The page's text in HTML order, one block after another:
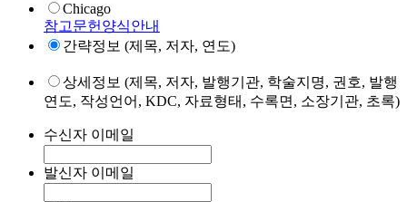
Chicago
참고문헌양식안내
간략정보 (제목, 저자, 연도)
상세정보 (제목, 저자, 발행기관, 학술지명, 권호, 발행
연도, 작성언어, KDC, 자료형태, 수록면, 소장기관, 초록)
수신자 이메일
발신자 이메일